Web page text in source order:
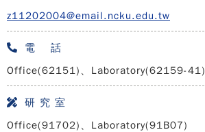
z11202004@email.ncku.edu.tw
電 話
Office(62151)、Laboratory(62159-41)
研 究 室
Office(91702)、Laboratory(91B07)